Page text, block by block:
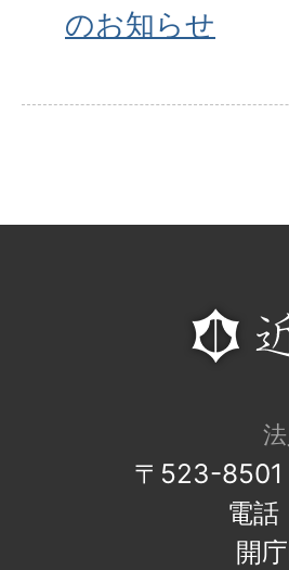
のお知らせ
〒523-8501
電
開